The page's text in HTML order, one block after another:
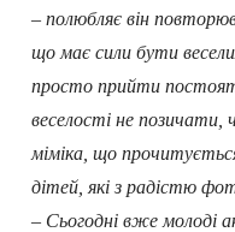
– полюбляє він
що має сили бути
просто прийти
веселості не позичати,
міміка, що
дітей, які з радістю
– Сьогодні вже